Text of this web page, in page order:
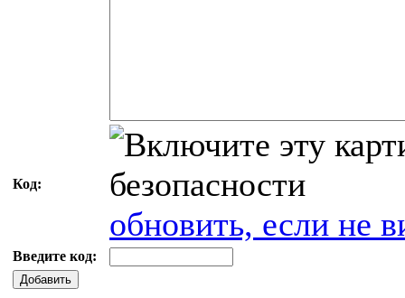
Код:
обновить, если не
Введите код:
Добавить